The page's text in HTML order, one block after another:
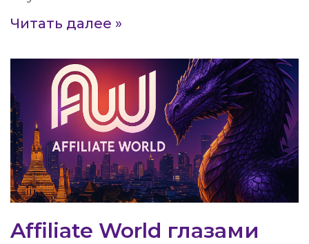
Читать далее »
Affiliate World глазами